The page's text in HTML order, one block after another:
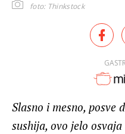
foto: Thinkstock
Slasno i mesno, posve
sushija, ovo jelo